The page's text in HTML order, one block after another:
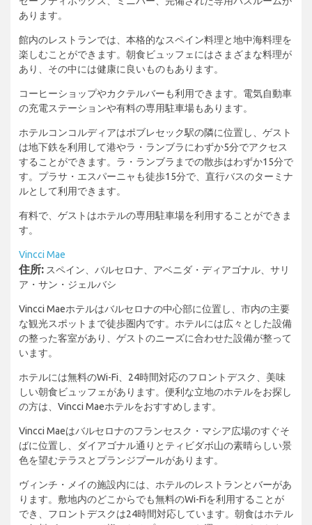
あります。
館内のレストランでは、本格的なスペイン料理と地中海料理を
楽しむことができます。朝食ビュッフェにはさまざまな料理が
あり、その中には健康に良いものもあります。
コーヒーショップやカクテルバーも利用できます。電気自動車
の充電ステーションや有料の専用駐車場もあります。
ホテルコンコルディアはポブレセック駅の隣に位置し、ゲスト
は地下鉄を利用して港やラ・ランブラにわずか5分でアクセス
することができます。ラ・ランブラまでの散歩はわずか15分で
す。プラサ・エスパーニャも徒歩15分で、直行バスのターミナ
ルとして利用できます。
有料で、ゲストはホテルの専用駐車場を利用することができま
す。
Vincci Mae
住所: スペイン、バルセロナ、アベニダ・ディアゴナル、サリ
ア・サン・ジェルバシ
Vincci Maeホテルはバルセロナの中心部に位置し、市内の主要
な観光スポットまで徒歩圏内です。ホテルには広々とした設備
の整った客室があり、ゲストのニーズに合わせた設備が整って
います。
ホテルには無料のWi-Fi、24時間対応のフロントデスク、美味
しい朝食ビュッフェがあります。便利な立地のホテルをお探し
の方は、Vincci Maeホテルをおすすめします。
Vincci Maeはバルセロナのフランセスク・マシア広場のすぐそ
ばに位置し、ダイアゴナル通りとティビダボ山の素晴らしい景
色を望むテラスとプランジプールがあります。
ヴィンチ・メイの施設内には、ホテルのレストランとバーがあ
ります。敷地内のどこからでも無料のWi-Fiを利用することが
でき、フロントデスクは24時間対応しています。朝食はホテル